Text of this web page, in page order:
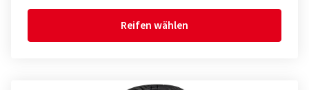
Reifen wählen